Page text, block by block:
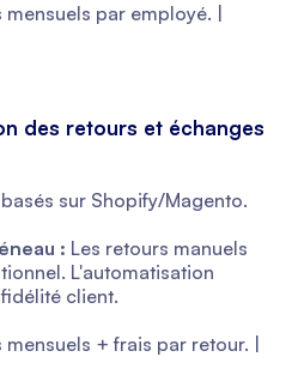
mensuels par employé. |
des retours et échanges
sur Shopify/Magento.
: Les retours manuels
L'automatisation
client.
mensuels + frais par retour. |